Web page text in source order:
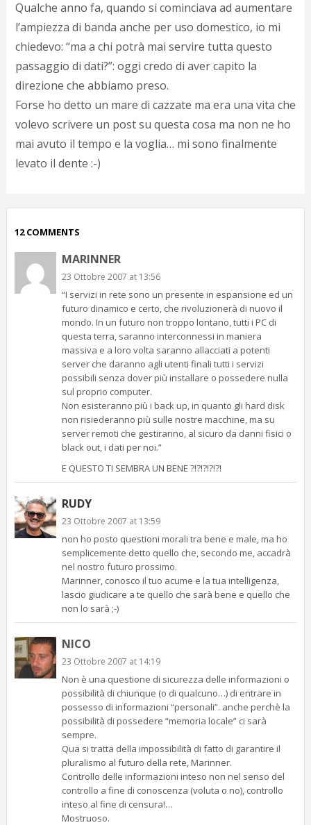
Qualche anno fa, quando si cominciava ad aumentare
l’ampiezza di banda anche per uso domestico, io mi
chiedevo: “ma a chi potrà mai servire tutta questo
passaggio di dati?”: oggi credo di aver capito la
direzione che abbiamo preso.
Forse ho detto un mare di cazzate ma era una vita che
volevo scrivere un post su questa cosa ma non ne ho
mai avuto il tempo e la voglia… mi sono finalmente
levato il dente :-)
12 COMMENTS
MARINNER
23 Ottobre 2007 at 13:56
“I servizi in rete sono un presente in espansione ed un
futuro dinamico e certo, che rivoluzionerà di nuovo il
mondo. In un futuro non troppo lontano, tutti i PC di
questa terra, saranno interconnessi in maniera
massiva e a loro volta saranno allacciati a potenti
server che daranno agli utenti finali tutti i servizi
possibili senza dover più installare o possedere nulla
sul proprio computer.
Non esisteranno più i back up, in quanto gli hard disk
non risiederanno più sulle nostre macchine, ma su
server remoti che gestiranno, al sicuro da danni fisici o
black out, i dati per noi.”
E QUESTO TI SEMBRA UN BENE ?!?!?!?!?!
RUDY
23 Ottobre 2007 at 13:59
non ho posto questioni morali tra bene e male, ma ho
semplicemente detto quello che, secondo me, accadrà
nel nostro futuro prossimo.
Marinner, conosco il tuo acume e la tua intelligenza,
lascio giudicare a te quello che sarà bene e quello che
non lo sarà ;-)
NICO
23 Ottobre 2007 at 14:19
Non è una questione di sicurezza delle informazioni o
possibilità di chiunque (o di qualcuno…) di entrare in
possesso di informazioni “personali”. anche perchè la
possibilità di possedere “memoria locale” ci sarà
sempre.
Qua si tratta della impossibilità di fatto di garantire il
pluralismo al futuro della rete, Marinner.
Controllo delle informazioni inteso non nel senso del
controllo a fine di conoscenza (voluta o no), controllo
inteso al fine di censura!…
Mostruoso.